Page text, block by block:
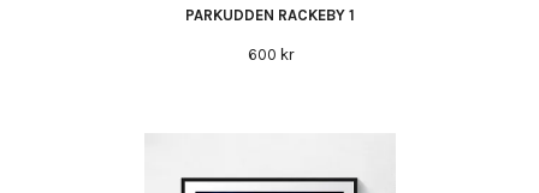
PARKUDDEN RACKEBY 1
600 kr